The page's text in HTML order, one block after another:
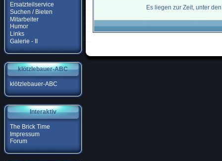
Ersatzteilservice
Suchen / Bieten
Mitarbeiter
Humor
Links
Galerie - II
klötzlebauer-ABC
klötzlebauer-ABC
Interaktiv
The Brick Time
Impressum
Forum
Es liegen zur Zeit, unter